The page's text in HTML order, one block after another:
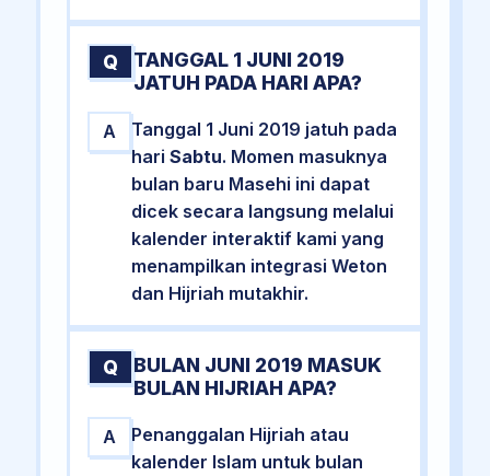
Q
TANGGAL 1 JUNI 2019
JATUH PADA HARI APA?
A
Tanggal 1 Juni 2019 jatuh pada
hari Sabtu. Momen masuknya
bulan baru Masehi ini dapat
dicek secara langsung melalui
kalender interaktif kami yang
menampilkan integrasi Weton
dan Hijriah mutakhir.
Q
BULAN JUNI 2019 MASUK
BULAN HIJRIAH APA?
A
Penanggalan Hijriah atau
kalender Islam untuk bulan